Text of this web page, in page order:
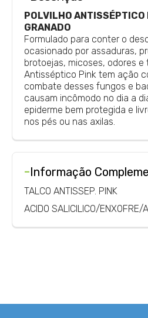
POLVILHO ANTISSÉPTICO
GRANADO
Formulado para conter o
ocasionado por assaduras,
brotoejas, micoses, odores e
Antisséptico Pink tem ação
combate desses fungos e
causam incômodo no dia a
epiderme bem protegida e
nos pés ou nas axilas.
-Informação
TALCO ANTISSEP. PINK
ACIDO SALICILICO/ENXOFRE/